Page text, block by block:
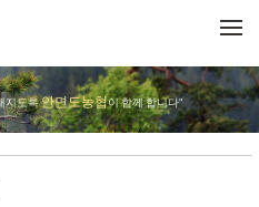
지도록안면도농협이 함께 합니다"